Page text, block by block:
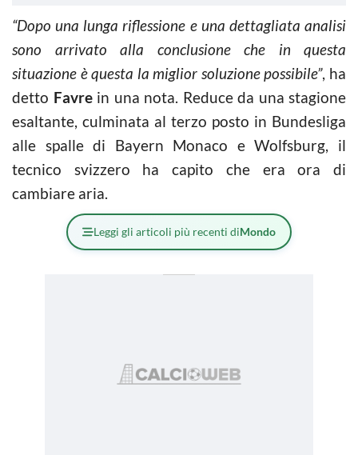
“Dopo una lunga riflessione e una dettagliata analisi
sono arrivato alla conclusione che in questa
situazione è questa la miglior soluzione possibile”, ha
detto Favrein una nota. Reduce da una stagione
esaltante, culminata al terzo posto in Bundesliga
alle spalle di Bayern Monaco e Wolfsburg, il
tecnico svizzero ha capito che era ora di
cambiare aria.
Leggi gli articoli più recenti diMondo